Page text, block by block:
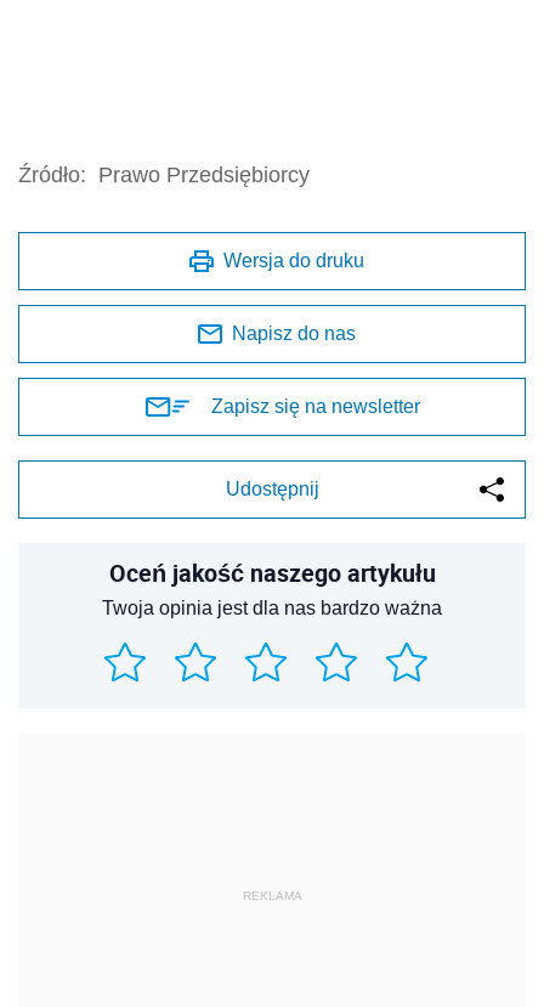
Źródło: Prawo Przedsiębiorcy
Wersja do druku
Napisz do nas
Zapisz się na newsletter
Udostępnij
Oceń jakość naszego artykułu
Twoja opinia jest dla nas bardzo ważna
REKLAMA